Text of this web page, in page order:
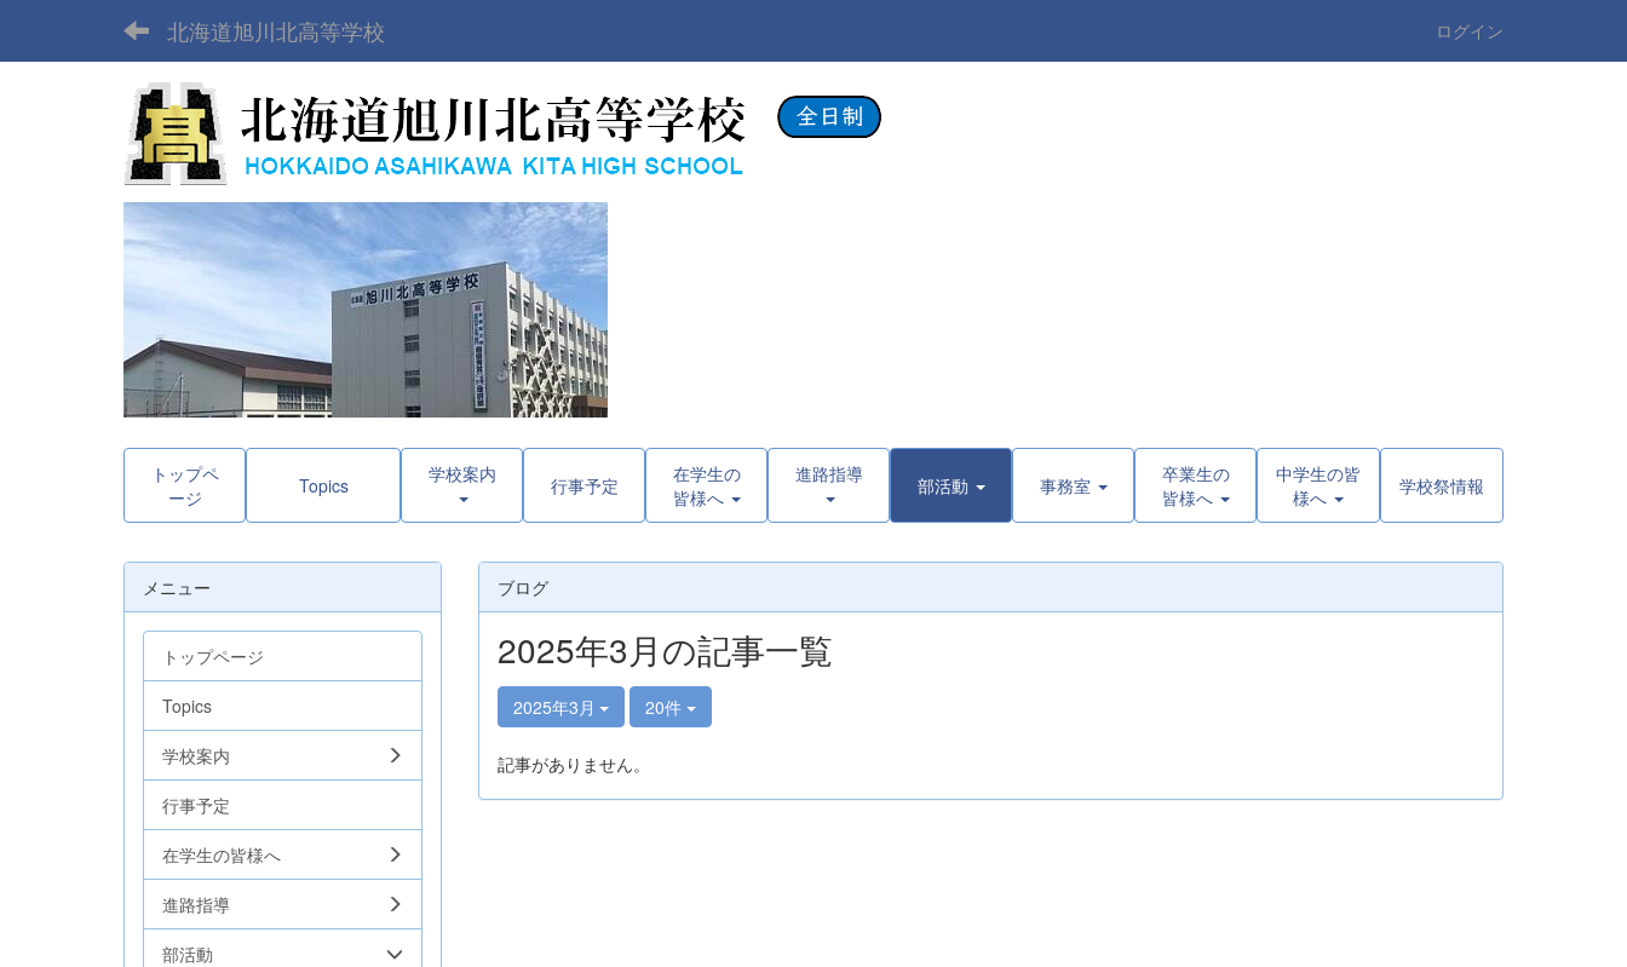
北海道旭川北高等学校 ログイン
トップペ
ージ
Topics 学校案内 行事予定
在学生の
皆様へ
進路指導 部活動 事務室
卒業生の
皆様へ
中学生の皆
様へ
学校祭情報
ブログ
2025年3月の記事一覧
2025年3月 20件
記事がありません。
メニュー
トップページ
Topics
学校案内
行事予定
在学生の皆様へ
進路指導
部活動